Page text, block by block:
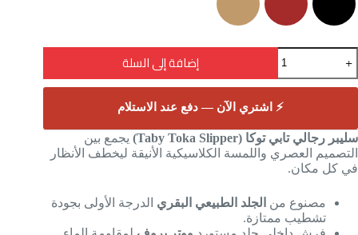
إضافة إلى السلة
⚡ اشتري الآن — دفع عند الاستلام
سليبر رجالي تابي توكا (Taby Toka Slipper)
يجمع بين
التصميم العصري واللمسة الكلاسيكية الأنيقة ليخطف الأنظار
في كل مكان.
مصنوع من الجلد الطبيعي البقري الدرجة الأولى بجودة
تشطيب ممتازة.